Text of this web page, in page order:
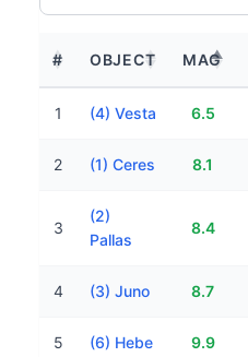
# OBJECT MAG
1 (4) Vesta 6.5
2 (1) Ceres 8.1
3
(2)
Pallas
8.4
4 (3) Juno 8.7
5 (6) Hebe 9.9